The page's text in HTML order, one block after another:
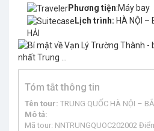
Phương tiện:Máy bay
Lịch trình: HÀ NỘI –
HẢI
Tóm tắt thông tin
Tên tour: TRUNG QUỐC HÀ NỘI –
Mô tả:
Mã tour: NNTRUNGQUOC202002